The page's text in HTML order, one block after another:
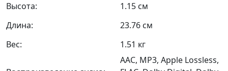
Высота:
1.15 см
Длина:
23.76 см
Вес:
1.51 кг
AAC, MP3, Apple Lossless,